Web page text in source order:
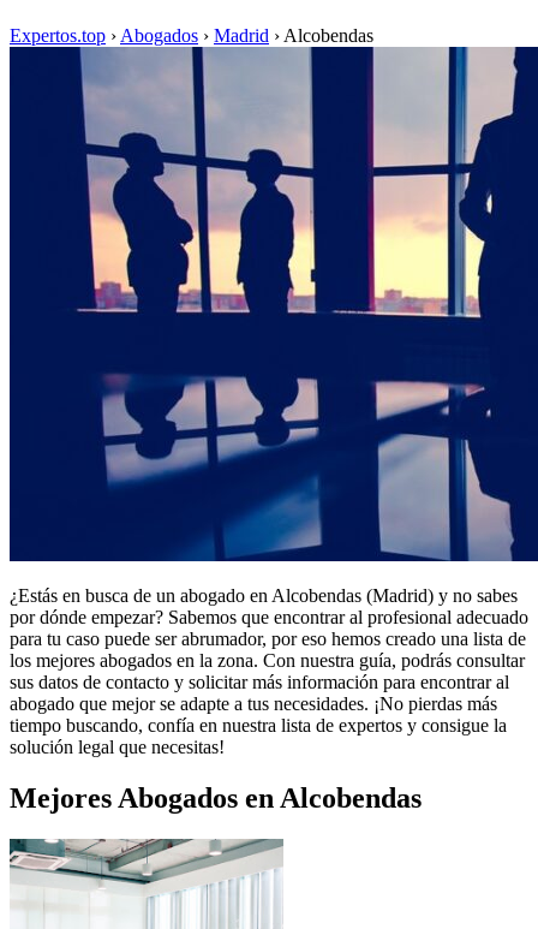
Expertos.top › Abogados › Madrid › Alcobendas
¿Estás en busca de un abogado en Alcobendas (Madrid) y no sabes
por dónde empezar? Sabemos que encontrar al profesional adecuado
para tu caso puede ser abrumador, por eso hemos creado una lista de
los mejores abogados en la zona. Con nuestra guía, podrás consultar
sus datos de contacto y solicitar más información para encontrar al
abogado que mejor se adapte a tus necesidades. ¡No pierdas más
tiempo buscando, confía en nuestra lista de expertos y consigue la
solución legal que necesitas!
Mejores Abogados en Alcobendas